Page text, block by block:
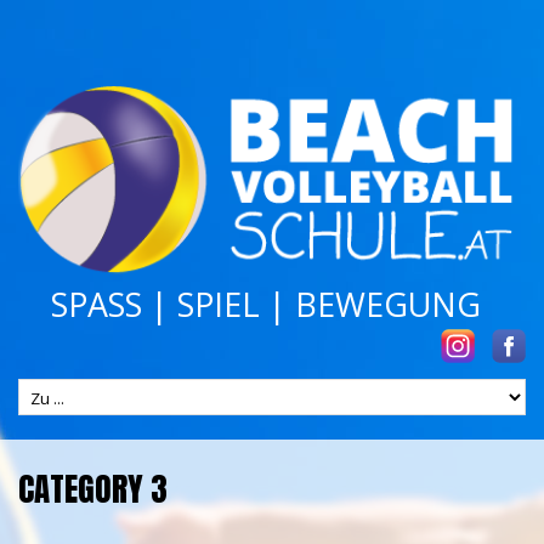
SPASS | SPIEL | BEWEGUNG
CATEGORY 3